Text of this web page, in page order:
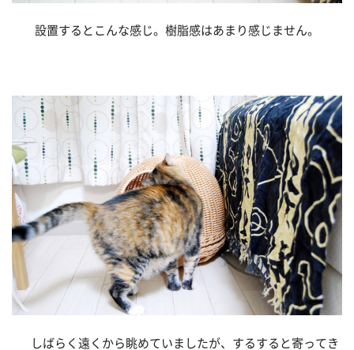
設置するとこんな感じ。樹脂感はあまり感じません。
しばらく遠くから眺めていましたが、するすると寄ってき